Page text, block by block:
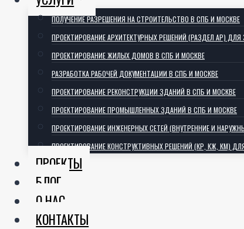
ПОЛУЧЕНИЕ РАЗРЕШЕНИЯ НА СТРОИТЕЛЬСТВО В СПБ И МОСКВЕ
ПРОЕКТИРОВАНИЕ АРХИТЕКТУРНЫХ РЕШЕНИЙ (РАЗДЕЛ АР)
ПРОЕКТИРОВАНИЕ ЖИЛЫХ ДОМОВ В СПБ И МОСКВЕ
РАЗРАБОТКА РАБОЧЕЙ ДОКУМЕНТАЦИИ В СПБ И МОСКВЕ
ПРОЕКТИРОВАНИЕ РЕКОНСТРУКЦИИ ЗДАНИЙ В СПБ И МОСКВЕ
ПРОЕКТИРОВАНИЕ ПРОМЫШЛЕННЫХ ЗДАНИЙ В СПБ И МОСКВЕ
ПРОЕКТИРОВАНИЕ ИНЖЕНЕРНЫХ СЕТЕЙ (ВНУТРЕННИЕ И
ПРОЕКТИРОВАНИЕ КОНСТРУКТИВНЫХ РЕШЕНИЙ (КР, КЖ, КМ)
ПРОЕКТЫ
БЛОГ
О НАС
КОНТАКТЫ